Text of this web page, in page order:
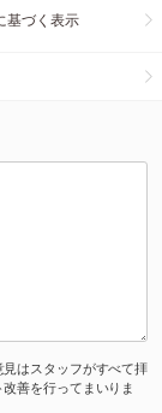
基づく表示
はスタッフがすべて拝
善を行ってまいりま